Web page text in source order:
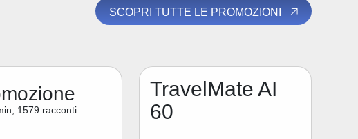
SCOPRI TUTTE LE PROMOZIONI
1579 racconti
TravelMate AI
60